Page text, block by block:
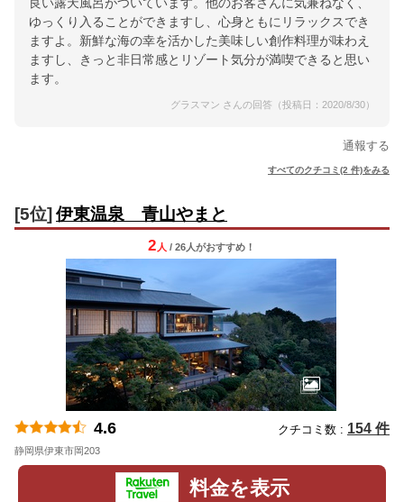
ゆっくり入ることができますし、心身ともにリラックスでき
ますよ。新鮮な海の幸を活かした美味しい創作料理が味わえ
ますし、きっと非日常感とリゾート気分が満喫できると思い
ます。
グラスマン さんの回答（投稿日：2020/8/30）
通報する
すべてのクチコミ(2 件)をみる
[5位] 伊東温泉 青山やまと
2 人 / 26人がおすすめ！
4.6 クチコミ数 : 154 件
静岡県伊東市岡203
料金を表示